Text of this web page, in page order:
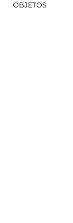
OBJETOS